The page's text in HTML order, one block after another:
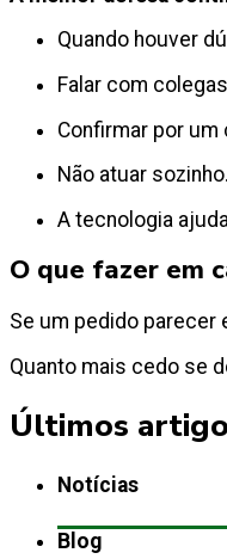
Quando houver
Falar com
Confirmar por um
Não atuar
A tecnologia
O que fazer em
Se um pedido parecer
Quanto mais cedo se
Últimos
Notícias
Blog